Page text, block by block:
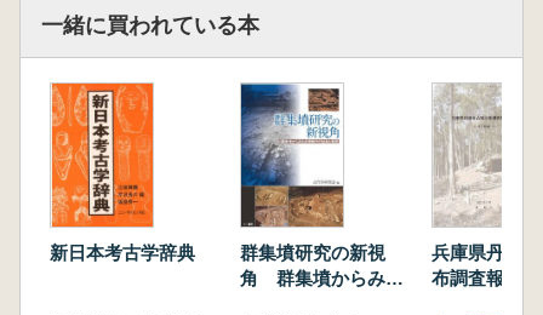
(3)1号墳 (岩本 崇・脇山佳奈・千國ひろ
(4)2号墳 (細川晋太郎・石貫弘泰)
第3章 龍子三ツ塚1号墳
1 トレンチの配置 (魚津知克)
2 墳丘の構造
(1)後円部第1トレンチ (鈴木康高・藤原光
平)
(2)後円部第2トレンチ (川島正嗣・細川晋
一緒に買われている本
新日本考古学辞典
群集墳研究の新視
角 群集墳からみた
兵庫県丹波
布調査報告